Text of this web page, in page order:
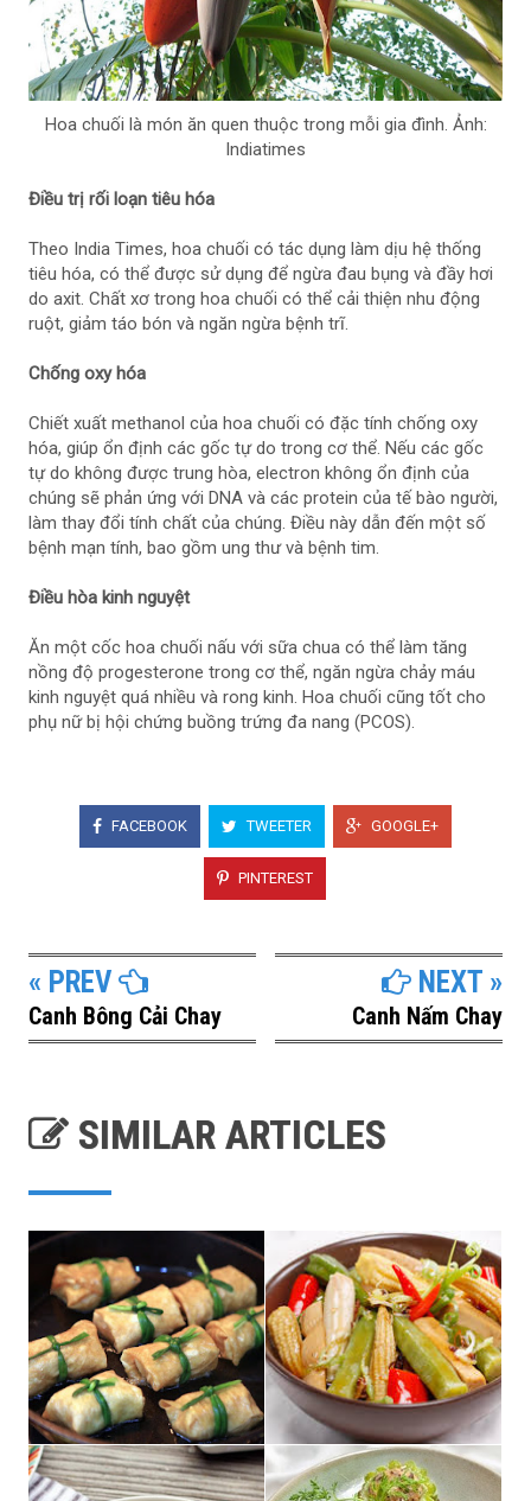
Hoa chuối là món ăn quen thuộc trong mỗi gia đình. Ảnh:
Indiatimes
Điều trị rối loạn tiêu hóa
Theo India Times, hoa chuối có tác dụng làm dịu hệ thống
tiêu hóa, có thể được sử dụng để ngừa đau bụng và đầy hơi
do axit. Chất xơ trong hoa chuối có thể cải thiện nhu động
ruột, giảm táo bón và ngăn ngừa bệnh trĩ.
Chống oxy hóa
Chiết xuất methanol của hoa chuối có đặc tính chống oxy
hóa, giúp ổn định các gốc tự do trong cơ thể. Nếu các gốc
tự do không được trung hòa, electron không ổn định của
chúng sẽ phản ứng với DNA và các protein của tế bào người,
làm thay đổi tính chất của chúng. Điều này dẫn đến một số
bệnh mạn tính, bao gồm ung thư và bệnh tim.
Điều hòa kinh nguyệt
Ăn một cốc hoa chuối nấu với sữa chua có thể làm tăng
nồng độ progesterone trong cơ thể, ngăn ngừa chảy máu
kinh nguyệt quá nhiều và rong kinh. Hoa chuối cũng tốt cho
phụ nữ bị hội chứng buồng trứng đa nang (PCOS).
FACEBOOK TWEETER GOOGLE+
PINTEREST
« PREV
Canh Bông Cải Chay
NEXT »
Canh Nấm Chay
SIMILAR ARTICLES